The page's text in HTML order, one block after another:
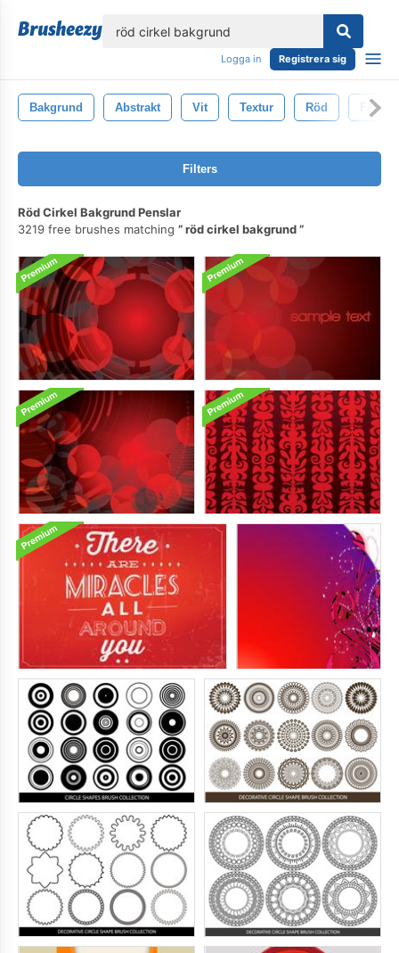
Logga in Registrera sig
Bakgrund Abstrakt Vit Textur Röd Färg
Filters
Röd Cirkel Bakgrund Penslar
3219 free brushes matching
röd cirkel bakgrund